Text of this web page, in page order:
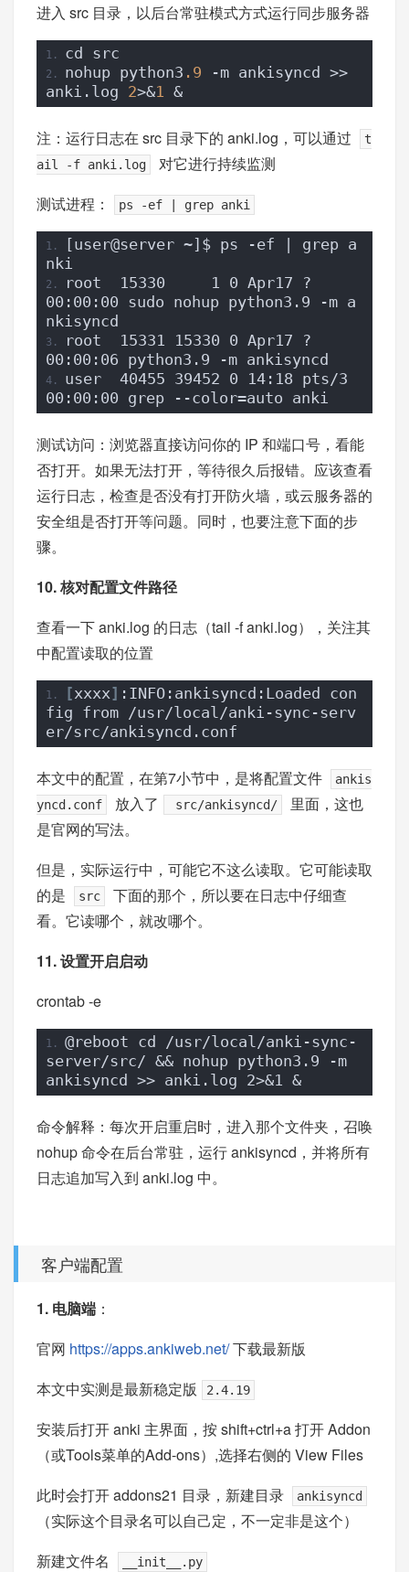
进入 src 目录，以后台常驻模式方式运行同步服务器
cd src
nohup python3 .9 -m ankisyncd >>
anki.log 2>&1 &
注：运行日志在 src 目录下的 anki.log，可以通过
t
ail -f anki.log
对它进行持续监测
测试进程：
ps -ef | grep anki
[user@server ~]$ ps -ef | grep a
nki
root  15330     1 0 Apr17 ?
00:00:00 sudo nohup python3.9 -m a
nkisyncd
root  15331 15330 0 Apr17 ?
00:00:06 python3.9 -m ankisyncd
user  40455 39452 0 14:18 pts/3
00:00:00 grep --color=auto anki
测试访问：浏览器直接访问你的 IP 和端口号，看能
否打开。如果无法打开，等待很久后报错。应该查看
运行日志，检查是否没有打开防火墙，或云服务器的
安全组是否打开等问题。同时，也要注意下面的步
骤。
10. 核对配置文件路径
查看一下 anki.log 的日志（tail -f anki.log），关注其
中配置读取的位置
[xxxx] :INFO:ankisyncd:Loaded con
fig from /usr/local/anki-sync-serv
er/src/ankisyncd.conf
本文中的配置，在第7小节中，是将配置文件
ankis
yncd.conf
放入了 src/ankisyncd/
里面，这也
是官网的写法。
但是，实际运行中，可能它不这么读取。它可能读取
的是
src
下面的那个，所以要在日志中仔细查
看。它读哪个，就改哪个。
11. 设置开启启动
crontab -e
@reboot cd /usr/local/anki-sync-
server/src/ && nohup python3.9 -m
ankisyncd >> anki.log 2>&1 &
命令解释：每次开启重启时，进入那个文件夹，召唤
nohup 命令在后台常驻，运行 ankisyncd，并将所有
日志追加写入到 anki.log 中。
客户端配置
1. 电脑端 ：
官网 https://apps.ankiweb.net/下载最新版
本文中实测是最新稳定版
2.4.19
安装后打开 anki 主界面，按 shift+ctrl+a 打开 Addon
（或Tools菜单的Add-ons）,选择右侧的 View Files
此时会打开 addons21 目录，新建目录
ankisyncd
（实际这个目录名可以自己定，不一定非是这个）
新建文件名
__init__.py